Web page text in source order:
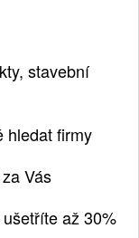
stavební
hledat firmy
Vás
až 30%